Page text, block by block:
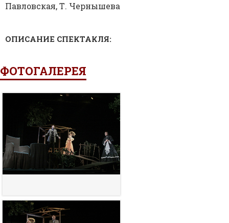
Павловская, Т. Чернышева
ОПИСАНИЕ СПЕКТАКЛЯ:
ФОТОГАЛЕРЕЯ